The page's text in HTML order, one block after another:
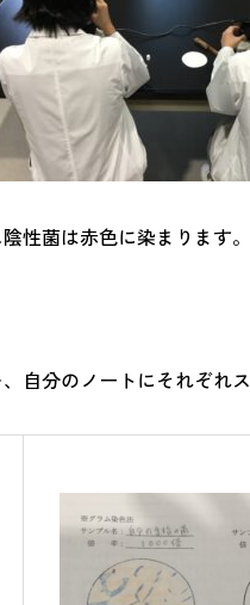
性菌は赤色に染まります。
自分のノートにそれぞれ